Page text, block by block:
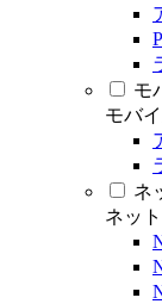
モ
モバ
ネ
ネッ